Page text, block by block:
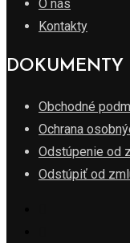
O nás
Kontakty
DOKUMENTY
Obchodné
Ochrana
Odstúpenie od
Odstúpiť od